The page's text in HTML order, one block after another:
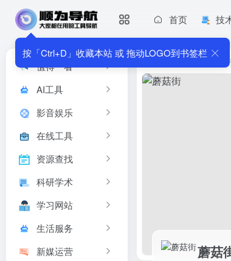
按「Ctrl+D」收藏本站 或 拖动LOGO到书签栏
首页 技
值得一看
AI工具
影音娱乐
在线工具
资源查找
科研学术
学习网站
生活服务
新媒运营
时
蘑菇
蘑菇街
蘑菇街是女生专属的一站式消...